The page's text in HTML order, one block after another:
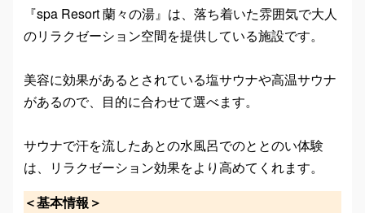
『spa Resort 蘭々の湯』は、落ち着いた雰囲気で大人
のリラクゼーション空間を提供している施設です。
美容に効果があるとされている塩サウナや高温サウナ
があるので、目的に合わせて選べます。
サウナで汗を流したあとの水風呂でのととのい体験
は、リラクゼーション効果をより高めてくれます。
＜基本情報＞